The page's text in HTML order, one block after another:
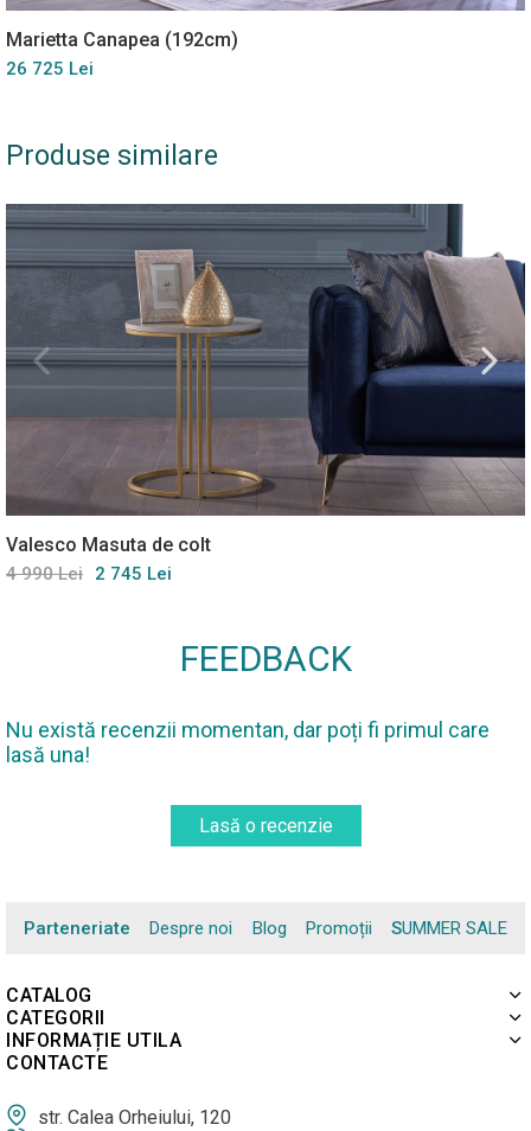
Marietta Canapea (192cm)
26 725 Lei
Produse similare
Valesco Masuta de colt
4 990 Lei 2 745 Lei
FEEDBACK
Nu există recenzii momentan, dar poți fi primul care
lasă una!
Lasă o recenzie
Parteneriate Despre noi Blog Promoții SUMMER SALE
CATALOG
CATEGORII
INFORMAȚIE UTILA
CONTACTE
str. Calea Orheiului, 120